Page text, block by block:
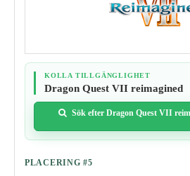
KOLLA TILLGÄNGLIGHET
Dragon Quest VII reimagined
Sök efter Dragon Quest VII
PLACERING #5